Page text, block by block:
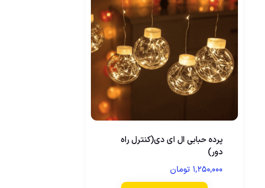
پرده حبابی ال ای دی(کنترل راه
دور)
۱,۲۵۰,۰۰۰ تومان